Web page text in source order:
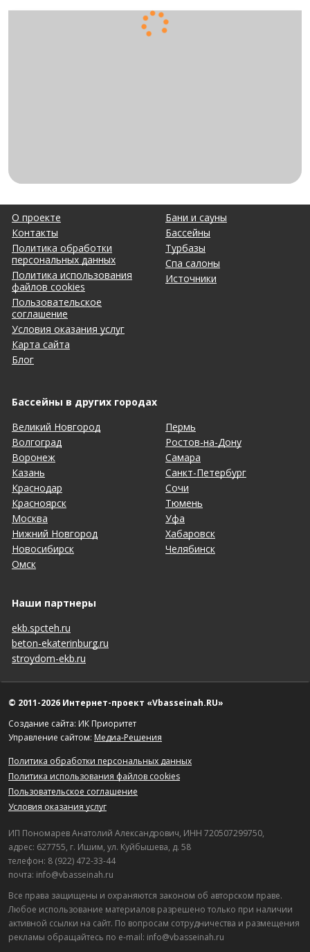
О проекте
Контакты
Политика обработки
персональных данных
Политика использования
файлов cookies
Пользовательское
соглашение
Условия оказания услуг
Карта сайта
Блог
Бани и сауны
Бассейны
Турбазы
Спа салоны
Источники
Бассейны в других городах
Великий Новгород
Волгоград
Воронеж
Казань
Краснодар
Красноярск
Москва
Нижний Новгород
Новосибирск
Омск
Пермь
Ростов-на-Дону
Самара
Санкт-Петербург
Сочи
Тюмень
Уфа
Хабаровск
Челябинск
Наши партнеры
ekb.spcteh.ru
beton-ekaterinburg.ru
stroydom-ekb.ru
© 2011-2026 Интернет-проект «Vbasseinah.RU»
Создание сайта: ИК Приоритет
Управление сайтом: Медиа-Решения
Политика обработки персональных данных
Политика использования файлов cookies
Пользовательское соглашение
Условия оказания услуг
ИП Пономарев Анатолий Александрович, ИНН 720507299750,
адрес: 627755, г. Ишим, ул. Куйбышева, д. 58
телефон: 8 (922) 472-33-44
почта: info@vbasseinah.ru
Все права защищены и охраняются законом об авторском праве.
Любое использование материалов разрешено только при наличии
активной ссылки на сайт. По вопросам сотрудничества и размещения
рекламы обращайтесь по e-mail: info@vbasseinah.ru